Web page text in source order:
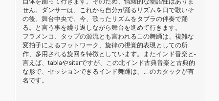
せん。ダンサーは、これから自分が踊るリズムを口で歌いそ
の後­、舞台中央で、今、歌ったリズムをタブラの伴奏で踊
る。と言う事を繰り返しながら舞台­を進めて行きます。
フラメンコ、タップの源流とも言われるこの舞踊は、複雑な
変拍子によるフットワーク、­旋律の視覚的表現としての所
作、多用される旋回を特徴としています。またインド音楽と­
言えば、tablaやsitarですが、この北インド古典音楽と古典的
な形で、セッシ­ョンできるインド舞踊は、このカタックが有
名です。